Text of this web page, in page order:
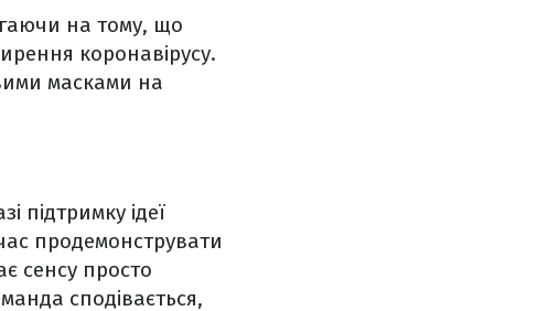
на тому, що
коронавірусу.
масками на
підтримку ідеї
продемонструвати
сенсу просто
сподівається,